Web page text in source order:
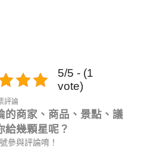
5/5 - (1
vote)
評論
的商家、商品、景點、議
給幾顆星呢？
參與評論唷！